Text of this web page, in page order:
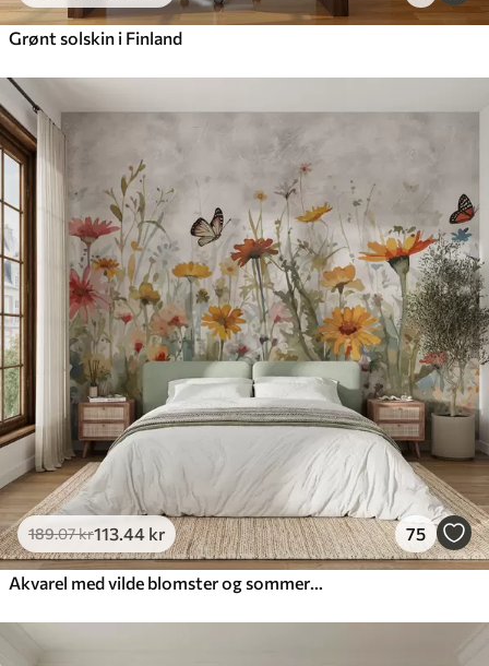
Grønt solskin i Finland
189.07kr113.44 kr 75
Akvarel med vilde blomster og sommerfugle